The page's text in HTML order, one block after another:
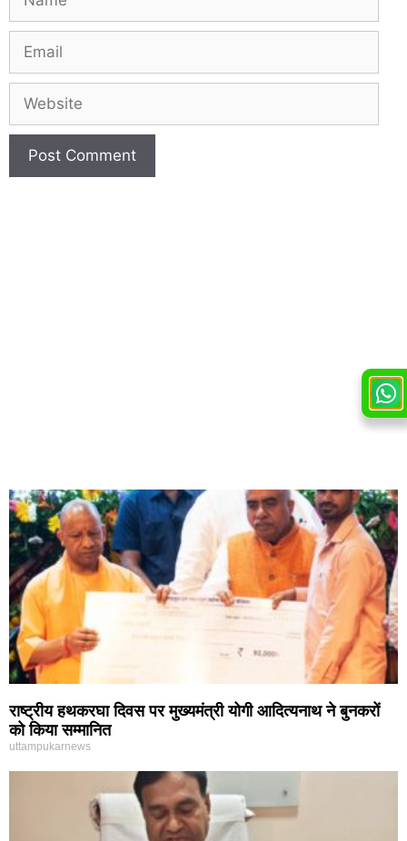
राष्ट्रीय हथकरघा दिवस पर मुख्यमंत्री योगी आदित्यनाथ ने बुनकरों
को किया सम्मानित
uttampukarnews